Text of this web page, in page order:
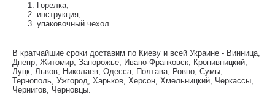
Горелка,
инструкция,
упаковочный чехол.
В кратчайшие сроки доставим по Киеву и всей Украине - Винница,
Днепр, Житомир, Запорожье, Ивано-Франковск, Кропивницкий,
Луцк, Львов, Николаев, Одесса, Полтава, Ровно, Сумы,
Тернополь, Ужгород, Харьков, Херсон, Хмельницкий, Черкассы,
Чернигов, Черновцы.